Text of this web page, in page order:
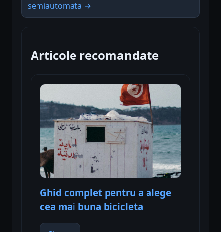
semiautomata →
Articole recomandate
Ghid complet pentru a alege
cea mai buna bicicleta